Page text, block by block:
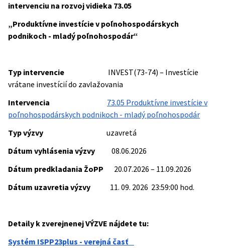
intervenciu na rozvoj vidieka 73.05
„Produktívne investície v poľnohospodárskych
podnikoch - mladý poľnohospodár“
Typ intervencie INVEST(73-74) – Investície
vrátane investícií do zavlažovania
Intervencia
73.05 Produktívne investície v
poľnohospodárskych podnikoch - mladý poľnohospodár
Typ výzvy uzavretá
Dátum vyhlásenia výzvy 08.06.2026
Dátum predkladania ŽoPP
20.07.2026 – 11.09.2026
Dátum uzavretia výzvy 11. 09. 2026 23:59:00 hod.
Detaily k zverejnenej VÝZVE nájdete tu:
Systém ISPP23plus - verejná časť